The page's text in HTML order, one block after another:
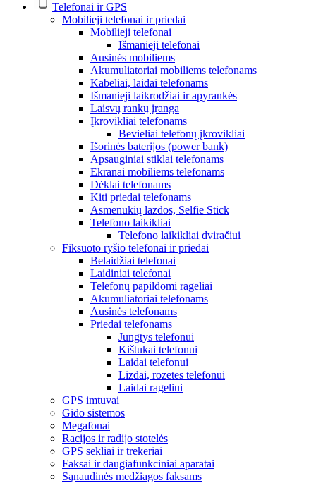
Telefonai ir GPS
Mobilieji telefonai ir priedai
Mobilieji telefonai
Išmanieji telefonai
Ausinės mobiliems
Akumuliatoriai mobiliems telefonams
Kabeliai, laidai telefonams
Išmanieji laikrodžiai ir apyrankės
Laisvų rankų įranga
Įkrovikliai telefonams
Bevieliai telefonų įkrovikliai
Išorinės baterijos (power bank)
Apsauginiai stiklai telefonams
Ekranai mobiliems telefonams
Dėklai telefonams
Kiti priedai telefonams
Asmenukių lazdos, Selfie Stick
Telefono laikikliai
Telefono laikikliai dviračiui
Fiksuoto ryšio telefonai ir priedai
Belaidžiai telefonai
Laidiniai telefonai
Telefonų papildomi rageliai
Akumuliatoriai telefonams
Ausinės telefonams
Priedai telefonams
Jungtys telefonui
Kištukai telefonui
Laidai telefonui
Lizdai, rozetes telefonui
Laidai rageliui
GPS imtuvai
Gido sistemos
Megafonai
Racijos ir radijo stotelės
GPS sekliai ir trekeriai
Faksai ir daugiafunkciniai aparatai
Sąnaudinės medžiagos faksams